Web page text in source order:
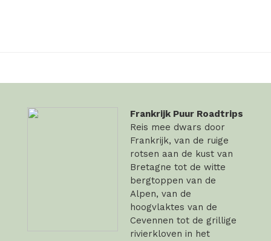
Frankrijk Puur Roadtrips
Reis mee dwars door
Frankrijk, van de ruige
rotsen aan de kust van
Bretagne tot de witte
bergtoppen van de
Alpen, van de
hoogvlaktes van de
Cevennen tot de grillige
rivierkloven in het